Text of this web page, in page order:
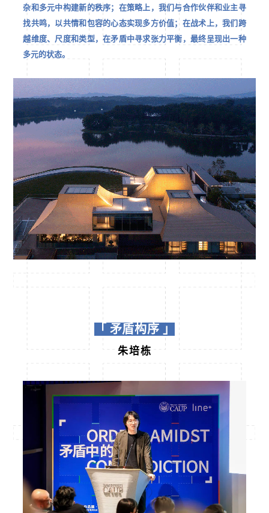
杂和多元中构建新的秩序；在策略上，我们与合作伙伴和业主寻
找共鸣，以共情和包容的心态实现多方价值；在战术上，我们跨
越维度、尺度和类型，在矛盾中寻求张力平衡，最终呈现出一种
多元的状态。
「 矛盾构序 」
朱培栋